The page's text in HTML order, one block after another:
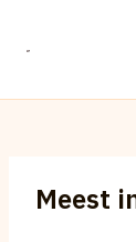
Meest